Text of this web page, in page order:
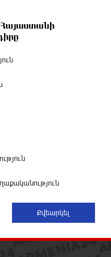
Օմանը համաձայնեցրել
կոորդինատները
Նարեկ
զգուշացում
Լիբանանում
Հայաստանի